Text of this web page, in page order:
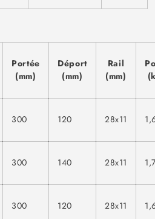
Portée
(mm)
Déport
(mm)
Rail
(mm)
300 120 28x11
300 140 28x11
300 120 28x11